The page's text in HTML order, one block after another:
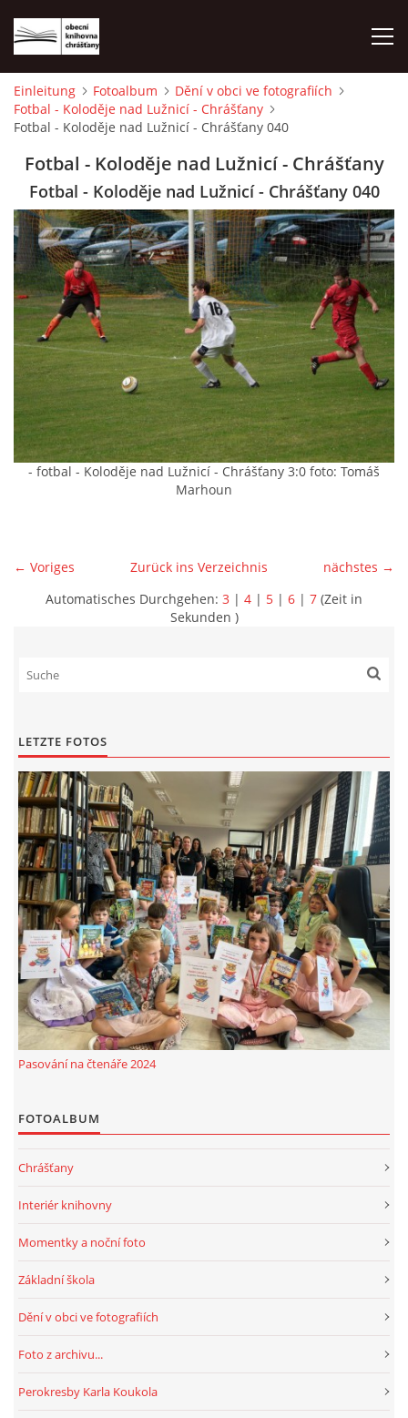
EINLEITUNG
FOTOALBUM
© 2026 eStránky.cz | WebSlice |Drucken|Aktualisiert: 1. 8. 2026|
Nach oben ↑
Einleitung Fotoalbum
Dění v obci ve fotografiích
Fotbal - Koloděje nad Lužnicí - Chrášťany
Fotbal - Koloděje nad Lužnicí - Chrášťany 040
Fotbal - Koloděje nad Lužnicí - Chrášťany
Fotbal - Koloděje nad Lužnicí - Chrášťany 040
- fotbal - Koloděje nad Lužnicí - Chrášťany 3:0 foto: Tomáš
Marhoun
← Voriges nächstes →
Zurück ins Verzeichnis
Automatisches Durchgehen: 3 | 4 | 5 | 6 | 7 (Zeit in
Sekunden )
LETZTE FOTOS
Pasování na čtenáře 2024
FOTOALBUM
Chrášťany
Interiér knihovny
Momentky a noční foto
Základní škola
Dění v obci ve fotografiích
Foto z archivu...
Perokresby Karla Koukola